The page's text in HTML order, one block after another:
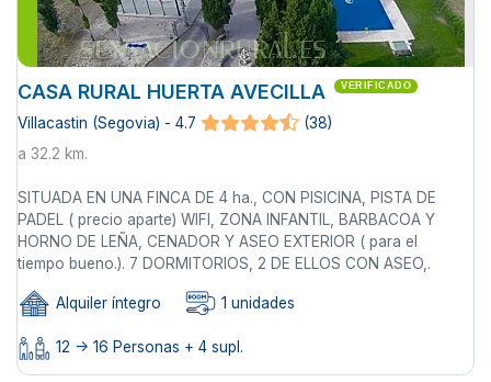
CASA RURAL HUERTA AVECILLA VERIFICADO
Villacastin (Segovia) - 4.7
(38)
a 32.2 km.
SITUADA EN UNA FINCA DE 4 ha., CON PISICINA, PISTA DE
PADEL ( precio aparte) WIFI, ZONA INFANTIL, BARBACOA Y
HORNO DE LEÑA, CENADOR Y ASEO EXTERIOR ( para el
tiempo bueno.). 7 DORMITORIOS, 2 DE ELLOS CON ASEO,.
Alquiler íntegro 1 unidades
12 -> 16 Personas + 4 supl.